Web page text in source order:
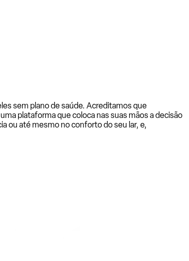
sem plano de saúde. Acreditamos que
plataforma que coloca nas suas mãos a decisão
ou até mesmo no conforto do seu lar, e,